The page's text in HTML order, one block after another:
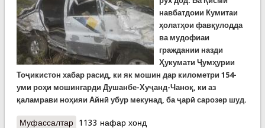
навбатдоии Кумитаи
ҳолатҳои фавқулодда
ва мудофиаи
граждании назди
Ҳукумати Ҷумҳурии
Тоҷикистон хабар расид, ки як мошин дар километри 154-
уми роҳи мошингарди Душанбе-Хуҷанд-Чаноқ, ки аз
қаламрави ноҳияи Айнӣ убур мекунад, ба ҷарӣ сарозер шуд.
Муфассалтаро Шаш нафар бар асари як садамаи мудҳиш
1133 нафар хонд